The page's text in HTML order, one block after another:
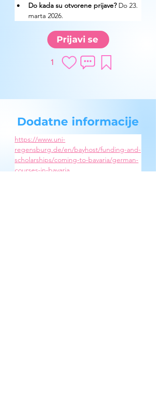
Do kada su otvorene prijave? Do 23.
marta 2026.
Prijavi se
1
Dodatne informacije
https://www.uni-
regensburg.de/en/bayhost/funding-and-
scholarships/coming-to-bavaria/german-
courses-in-bavaria